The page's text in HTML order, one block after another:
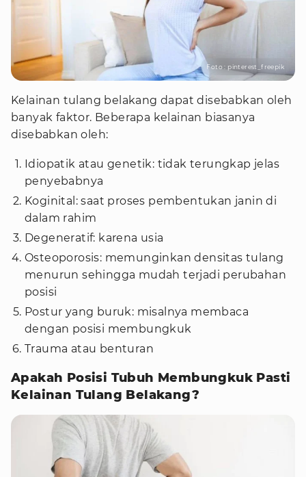
Foto : pinterest_freepik
Kelainan tulang belakang dapat disebabkan oleh
banyak faktor. Beberapa kelainan biasanya
disebabkan oleh:
Idiopatik atau genetik: tidak terungkap jelas
penyebabnya
Koginital: saat proses pembentukan janin di
dalam rahim
Degeneratif: karena usia
Osteoporosis: memunginkan densitas tulang
menurun sehingga mudah terjadi perubahan
posisi
Postur yang buruk: misalnya membaca
dengan posisi membungkuk
Trauma atau benturan
Apakah Posisi Tubuh Membungkuk Pasti
Kelainan Tulang Belakang?